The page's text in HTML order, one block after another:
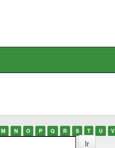
M N O P Q R S T U V